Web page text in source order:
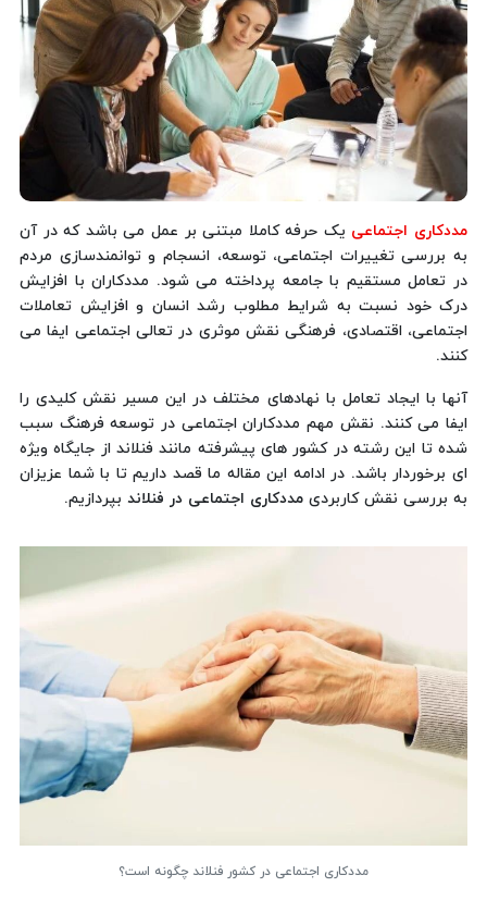
مددکاری اجتماعی یک حرفه کاملا مبتنی بر عمل می باشد که در آن
به بررسی تغییرات اجتماعی، توسعه، انسجام و توانمندسازی مردم
در تعامل مستقیم با جامعه پرداخته می شود. مددکاران با افزایش
درک خود نسبت به شرایط مطلوب رشد انسان و افزایش تعاملات
اجتماعی، اقتصادی، فرهنگی نقش موثری در تعالی اجتماعی ایفا می
کنند.
آنها با ایجاد تعامل با نهادهای مختلف در این مسیر نقش کلیدی را
ایفا می کنند. نقش مهم مددکاران اجتماعی در توسعه فرهنگ سبب
شده تا این رشته در کشور های پیشرفته مانند فنلاند از جایگاه ویژه
ای برخوردار باشد. در ادامه این مقاله ما قصد داریم تا با شما عزیزان
به بررسی نقش کاربردی مددکاری اجتماعی در فنلاند بپردازیم.
مددکاری اجتماعی در کشور فنلاند چگونه است؟